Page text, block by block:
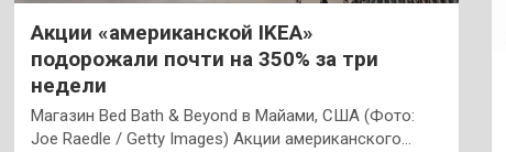
Акции «американской IKEA»
подорожали почти на 350% за три
недели
Магазин Bed Bath & Beyond в Майами, США (Фото:
Joe Raedle / Getty Images) Акции американского…